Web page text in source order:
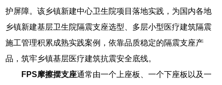
护屏障。该乡镇新建中心卫生院项目落地实践，为国内各地
乡镇新建基层卫生院隔震支座选型、多层小型医疗建筑隔震
施工管理积累成熟实践案例，依靠品质稳定的隔震支座产
品，筑牢乡镇基层医疗建筑抗震安全底线。
FPS摩擦摆支座通常由一个上座板、一个下座板以及一